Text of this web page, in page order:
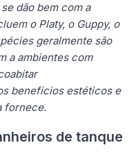
dão bem com a
o Platy, o Guppy, o
geralmente são
a ambientes com
benefícios estéticos e
fornece.
de tanque